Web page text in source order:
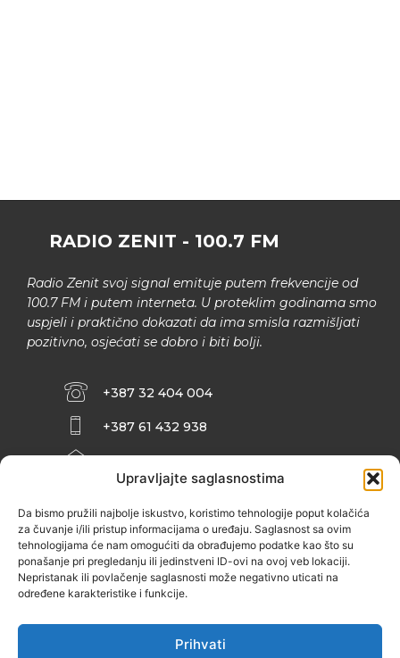
Upravljajte saglasnostima
Da bismo pružili najbolje iskustvo, koristimo tehnologije poput kolačića
za čuvanje i/ili pristup informacijama o uređaju. Saglasnost sa ovim
tehnologijama će nam omogućiti da obrađujemo podatke kao što su
ponašanje pri pregledanju ili jedinstveni ID-ovi na ovoj veb lokaciji.
Nepristanak ili povlačenje saglasnosti može negativno uticati na
određene karakteristike i funkcije.
Prihvati
RADIO ZENIT - 100.7 FM
Radio Zenit svoj signal emituje putem frekvencije od
100.7 FM i putem interneta. U proteklim godinama smo
uspjeli i praktično dokazati da ima smisla razmišljati
pozitivno, osjećati se dobro i biti bolji.
+387 32 404 004
+387 61 432 938
ZENIČANKA, 3. SPRAT), 72000 ZENICA